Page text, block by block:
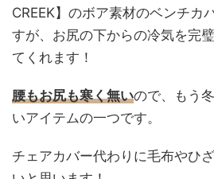
CREEK】のボア素材のベンチカ
すが、お尻の下からの冷気を完
てくれます！
腰もお尻も寒く無いので、もう
いアイテムの一つです。
チェアカバー代わりに毛布やひ